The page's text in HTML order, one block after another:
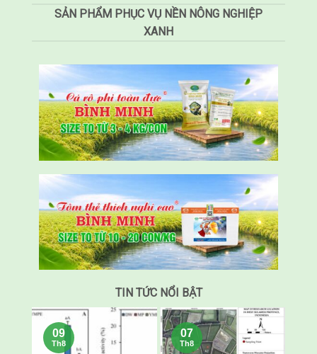
SẢN PHẨM PHỤC VỤ NỀN NÔNG NGHIỆP
XANH
TIN TỨC NỔI BẬT
09
Th8
07
Th8